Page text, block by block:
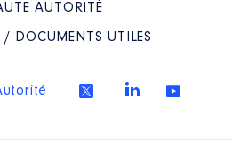
AUTORITÉ
/ DOCUMENTS UTILES